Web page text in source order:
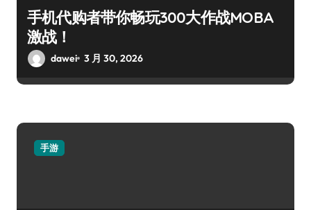
手机代购者带你畅玩300大作战MOBA
激战！
dawei 3 月 30, 2026
手游